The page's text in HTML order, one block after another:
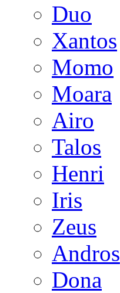
Duo
Xantos
Momo
Moara
Airo
Talos
Henri
Iris
Zeus
Andros
Dona